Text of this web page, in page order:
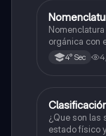
Química
orgánica con
4° Sec
Química
¿Que son las
estado físico